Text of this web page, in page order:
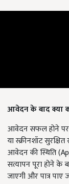
आवेदन के बाद क्या
आवेदन सफल होने पर
या स्क्रीनशॉट
आवेदन की स्थिति
सत्यापन पूरा होने के
जाएगी और पात्र